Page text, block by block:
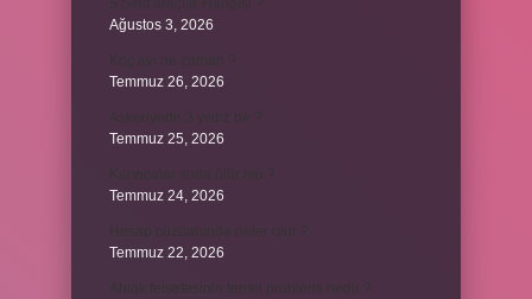
Ağustos 3, 2026
Temmuz 26, 2026
Temmuz 25, 2026
Temmuz 24, 2026
Temmuz 22, 2026